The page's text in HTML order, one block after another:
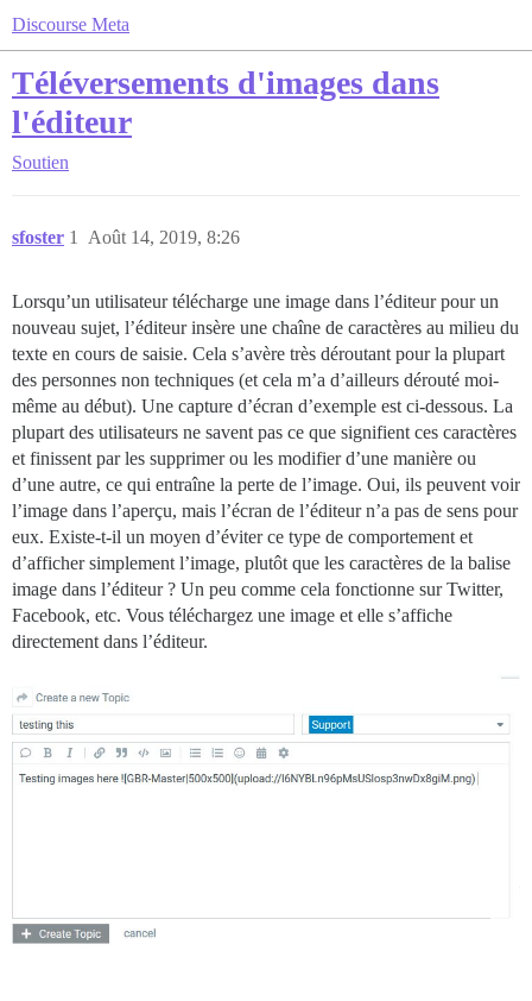
Discourse Meta
Téléversements d'images dans
l'éditeur
Soutien
sfoster Août 14, 2019, 8:26
1
Lorsqu’un utilisateur télécharge une image dans l’éditeur pour un
nouveau sujet, l’éditeur insère une chaîne de caractères au milieu du
texte en cours de saisie. Cela s’avère très déroutant pour la plupart
des personnes non techniques (et cela m’a d’ailleurs dérouté moi-
même au début). Une capture d’écran d’exemple est ci-dessous. La
plupart des utilisateurs ne savent pas ce que signifient ces caractères
et finissent par les supprimer ou les modifier d’une manière ou
d’une autre, ce qui entraîne la perte de l’image. Oui, ils peuvent voir
l’image dans l’aperçu, mais l’écran de l’éditeur n’a pas de sens pour
eux. Existe-t-il un moyen d’éviter ce type de comportement et
d’afficher simplement l’image, plutôt que les caractères de la balise
image dans l’éditeur ? Un peu comme cela fonctionne sur Twitter,
Facebook, etc. Vous téléchargez une image et elle s’affiche
directement dans l’éditeur.